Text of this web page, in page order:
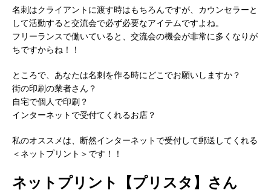
名刺はクライアントに渡す時はもちろんですが、カウンセラーと
して活動すると交流会で必ず必要なアイテムですよね。
フリーランスで働いていると、交流会の機会が非常に多くなりが
ちですからね！！
ところで、あなたは名刺を作る時にどこでお願いしますか？
街の印刷の業者さん？
自宅で個人で印刷？
インターネットで受付てくれるお店？
私のオススメは、断然インターネットで受付して郵送してくれる
＜ネットプリント＞です！！
ネットプリント【プリスタ】さん